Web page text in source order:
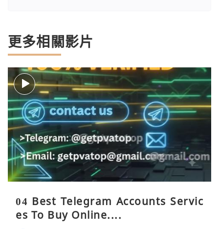
更多相關影片
04 Best Telegram Accounts Servic
es To Buy Online....